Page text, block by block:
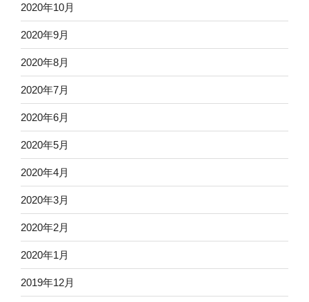
2020年10月
2020年9月
2020年8月
2020年7月
2020年6月
2020年5月
2020年4月
2020年3月
2020年2月
2020年1月
2019年12月